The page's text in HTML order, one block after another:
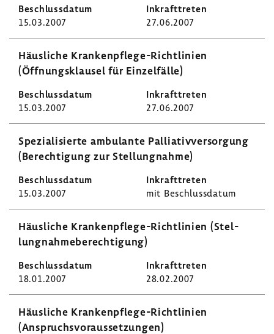
15.03.2007 27.06.2007
Häus­liche Krankenpflege-​Richtlinien
(Öffnungs­klausel für Einzel­fälle)
15.03.2007 27.06.2007
Spezia­li­sierte ambu­lante Pallia­tiv­ver­sor­gung
(Berech­ti­gung zur Stel­lung­nahme)
15.03.2007 mit Beschluss­datum
Häus­liche Krankenpflege-​Richtlinien (Stel­
lung­nah­me­be­rech­ti­gung)
18.01.2007 28.02.2007
Häus­liche Krankenpflege-​Richtlinien
(Anspruchs­vor­aus­set­zungen)